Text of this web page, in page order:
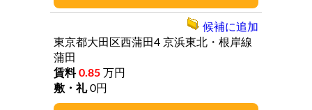
東京都大田区西蒲田4 京浜東北・根岸線
蒲田
0.85 万円
0円
候補に追加